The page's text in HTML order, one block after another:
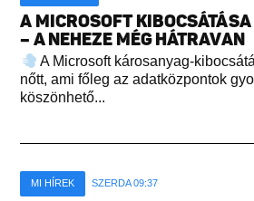
A MICROSOFT
– A NEHEZE MÉG HÁTRAVAN
A Microsoft károsanyag-
nőtt, ami főleg az adatközpontok
köszönhető...
MI HÍREK SZERDA 09:37